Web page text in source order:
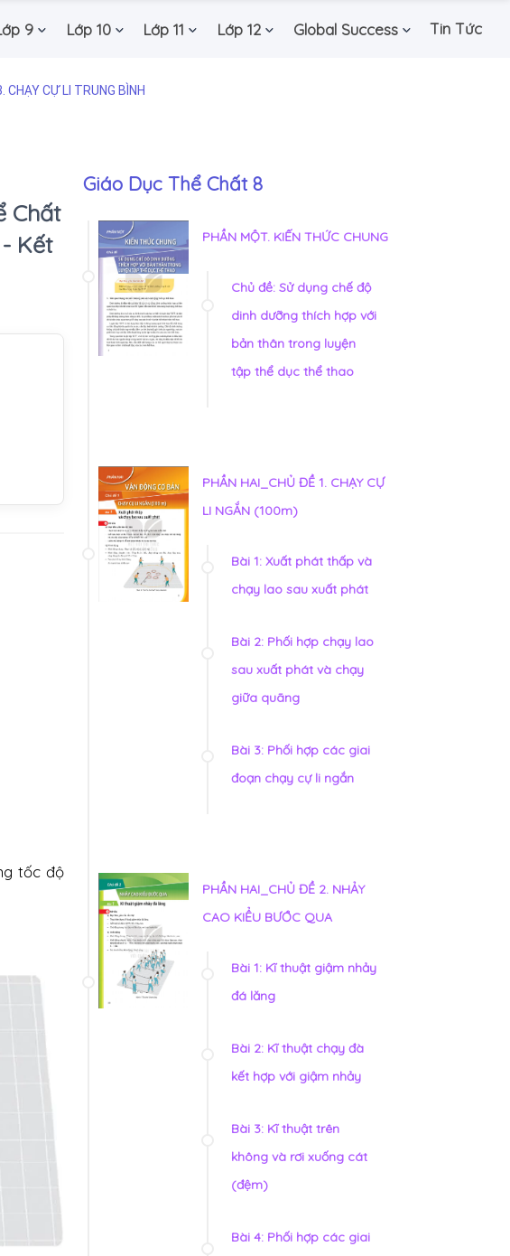
9 Lớp 10 Lớp 11 Lớp 12 Global Success Tin Tức
CHẠY CỰ LI TRUNG BÌNH
Chất
- Kết
tốc độ
Giáo Dục Thể Chất 8
PHẦN MỘT. KIẾN THỨC CHUNG
Chủ đề: Sử dụng chế độ
dinh dưỡng thích hợp với
bản thân trong luyện
tập thể dục thể thao
PHẦN HAI_CHỦ ĐỀ 1. CHẠY CỰ
LI NGẮN (100m)
Bài 1: Xuất phát thấp và
chạy lao sau xuất phát
Bài 2: Phối hợp chạy lao
sau xuất phát và chạy
giữa quãng
Bài 3: Phối hợp các giai
đoạn chạy cự li ngắn
PHẦN HAI_CHỦ ĐỀ 2. NHẢY
CAO KIỂU BƯỚC QUA
Bài 1: Kĩ thuật giậm nhảy
đá lăng
Bài 2: Kĩ thuật chạy đà
kết hợp với giậm nhảy
Bài 3: Kĩ thuật trên
không và rơi xuống cát
(đệm)
Bài 4: Phối hợp các giai